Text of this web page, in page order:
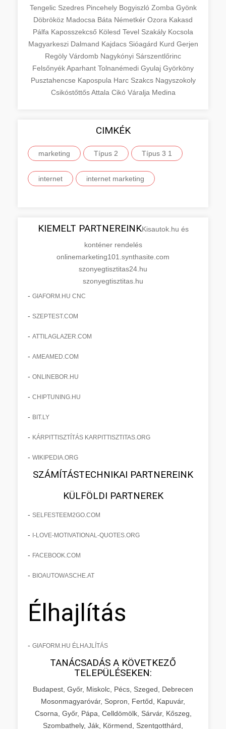
Tengelic Szedres Pincehely Bogyiszló Zomba Gyönk
Döbrököz Madocsa Báta Németkér Ozora Kakasd
Pálfa Kaposszekcső Kölesd Tevel Szakály Kocsola
Magyarkeszi Dalmand Kajdacs Sióagárd Kurd Gerjen
Regöly Várdomb Nagykónyi Sárszentlőrinc
FelsőnyékAparhant Tolnanémedi Gyulaj Györköny
Pusztahencse Kapospula Harc Szakcs Nagyszokoly
CsikóstőttősAttala Cikó Váralja Medina
CIMKÉK
marketing Típus 2 Típus 3 1
internet internet marketing
KIEMELT PARTNEREINKKisautok.hu és
konténer rendelés
onlinemarketing101.synthasite.com
szonyegtisztitas24.hu
szonyegtisztitas.hu
- GIAFORM.HU CNC
- SZEPTEST.COM
- ATTILAGLAZER.COM
- AMEAMED.COM
- ONLINEBOR.HU
- CHIPTUNING.HU
- BIT.LY
- KÁRPITTISZTÍTÁS KARPITTISZTITAS.ORG
- WIKIPEDIA.ORG
SZÁMÍTÁSTECHNIKAI PARTNEREINK
KÜLFÖLDI PARTNEREK
- SELFESTEEM2GO.COM
- I-LOVE-MOTIVATIONAL-QUOTES.ORG
- FACEBOOK.COM
- BIOAUTOWASCHE.AT
Élhajlítás
- GIAFORM.HU ÉLHAJLÍTÁS
TANÁCSADÁS A KÖVETKEZŐ
TELEPÜLÉSEKEN:
Budapest, Győr, Miskolc, Pécs, Szeged, Debrecen
Mosonmagyaróvár, Sopron, Fertőd, Kapuvár,
Csorna, Győr, Pápa, Celldömölk, Sárvár, Kőszeg,
Szombathely, Ják, Körmend, Szentgotthárd,